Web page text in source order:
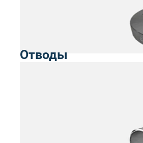
Отводы